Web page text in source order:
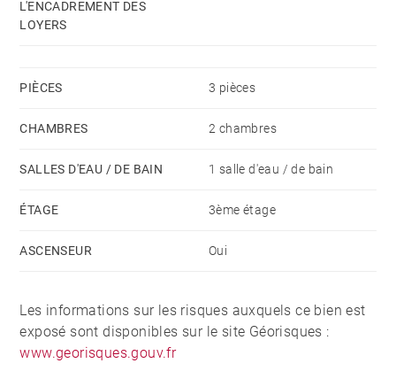
L'ENCADREMENT DES
LOYERS
PIÈCES 3 pièces
CHAMBRES 2 chambres
SALLES D'EAU / DE BAIN 1 salle d'eau / de bain
ÉTAGE 3ème étage
ASCENSEUR Oui
Les informations sur les risques auxquels ce bien est
exposé sont disponibles sur le site Géorisques :
www.georisques.gouv.fr